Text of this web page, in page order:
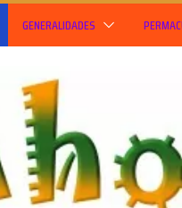
GENERALIDADES